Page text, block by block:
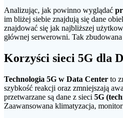
Analizując, jak powinno wyglądać
im bliżej siebie znajdują się dane
znajdować się jak najbliższej
głównej serwerowni. Tak zbudowana
Korzyści sieci 5G dla
Technologia 5G w Data Center to
szybkość reakcji oraz zmniejszają
przetwarzane są dane z sieci 5G
Zaawansowana klimatyzacja,